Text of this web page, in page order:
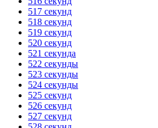
517 секунд
518 секунд
519 секунд
520 секунд
521 секунда
522 секунды
523 секунды
524 секунды
525 секунд
526 секунд
527 секунд